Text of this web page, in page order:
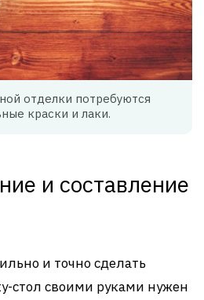
отделки потребуются
краски и лаки.
и составление
и точно сделать
стол своими руками нужен